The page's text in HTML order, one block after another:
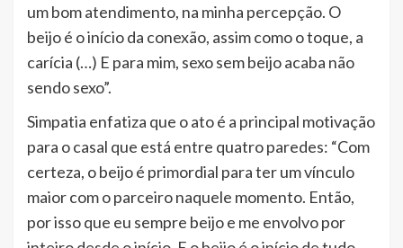
um bom atendimento, na minha percepção. O
beijo é o início da conexão, assim como o toque, a
carícia (…) E para mim, sexo sem beijo acaba não
sendo sexo”.
Simpatia enfatiza que o ato é a principal motivação
para o casal que está entre quatro paredes: “Com
certeza, o beijo é primordial para ter um vínculo
maior com o parceiro naquele momento. Então,
por isso que eu sempre beijo e me envolvo por